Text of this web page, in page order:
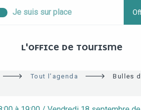
Je suis sur place
L'OFFICE DE TOURISME
Tout l’agenda Bulles